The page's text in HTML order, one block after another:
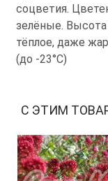
соцветия.
зелёные.
тёплое, даже
(до -23°С)
С ЭТИМ